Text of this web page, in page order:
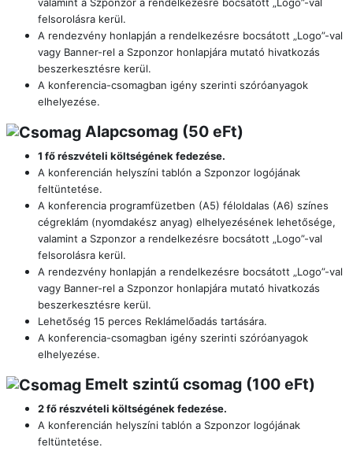
felsorolásra kerül.
A rendezvény honlapján a rendelkezésre bocsátott „Logo”-val
vagy Banner-rel a Szponzor honlapjára mutató hivatkozás
beszerkesztésre kerül.
A konferencia-csomagban igény szerinti szóróanyagok
elhelyezése.
Alapcsomag (50 eFt)
1 fő részvételi költségének fedezése.
A konferencián helyszíni tablón a Szponzor logójának
feltüntetése.
A konferencia programfüzetben (A5) féloldalas (A6) színes
cégreklám (nyomdakész anyag) elhelyezésének lehetősége,
valamint a Szponzor a rendelkezésre bocsátott „Logo”-val
felsorolásra kerül.
A rendezvény honlapján a rendelkezésre bocsátott „Logo”-val
vagy Banner-rel a Szponzor honlapjára mutató hivatkozás
beszerkesztésre kerül.
Lehetőség 15 perces Reklámelőadás tartására.
A konferencia-csomagban igény szerinti szóróanyagok
elhelyezése.
Emelt szintű csomag (100 eFt)
2 fő részvételi költségének fedezése.
A konferencián helyszíni tablón a Szponzor logójának
feltüntetése.